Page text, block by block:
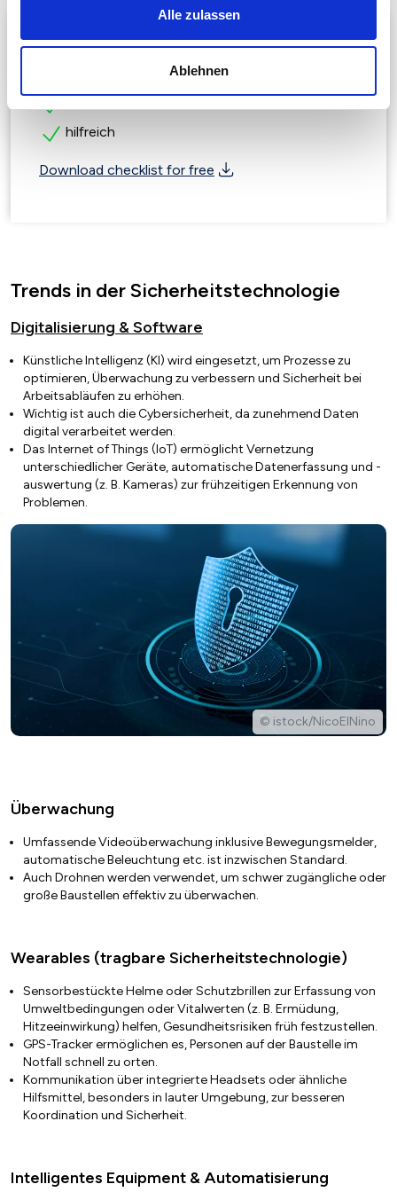
Alle zulassen
Ablehnen
hilfreich
Download checklist for free
Trends in der Sicherheitstechnologie
Digitalisierung & Software
Künstliche Intelligenz (KI) wird eingesetzt, um Prozesse zu
optimieren, Überwachung zu verbessern und Sicherheit bei
Arbeitsabläufen zu erhöhen.
Wichtig ist auch die Cybersicherheit, da zunehmend Daten
digital verarbeitet werden.
Das Internet of Things (IoT) ermöglicht Vernetzung
unterschiedlicher Geräte, automatische Datenerfassung und -
auswertung (z. B. Kameras) zur frühzeitigen Erkennung von
Problemen.
© istock/NicoElNino
Überwachung
Umfassende Videoüberwachung inklusive Bewegungsmelder,
automatische Beleuchtung etc. ist inzwischen Standard.
Auch Drohnen werden verwendet, um schwer zugängliche oder
große Baustellen effektiv zu überwachen.
Wearables (tragbare Sicherheitstechnologie)
Sensorbestückte Helme oder Schutzbrillen zur Erfassung von
Umweltbedingungen oder Vitalwerten (z. B. Ermüdung,
Hitzeeinwirkung) helfen, Gesundheitsrisiken früh festzustellen.
GPS-Tracker ermöglichen es, Personen auf der Baustelle im
Notfall schnell zu orten.
Kommunikation über integrierte Headsets oder ähnliche
Hilfsmittel, besonders in lauter Umgebung, zur besseren
Koordination und Sicherheit.
Intelligentes Equipment & Automatisierung